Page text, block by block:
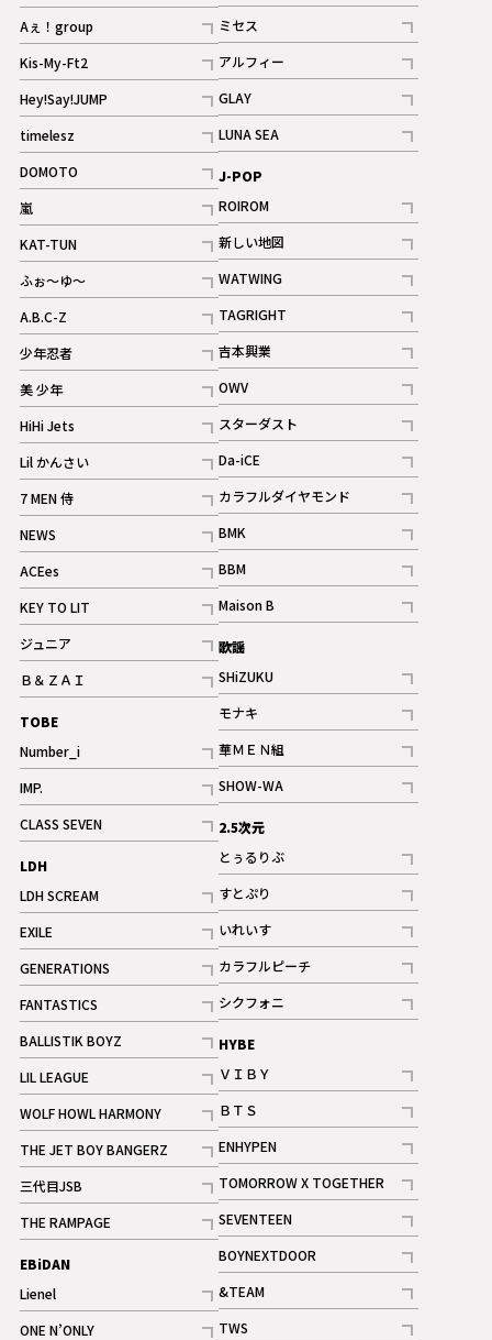
記事
Aぇ！group
記事
Kis-My-Ft2
記事
ギャラリー
Hey!Say!JUMP
記事
timelesz
記事
DOMOTO
記事
嵐
記事
KAT-TUN
記事
ふぉ～ゆ～
記事
A.B.C-Z
記事
ギャラリー
少年忍者
記事
美 少年
記事
HiHi Jets
記事
Lil かんさい
記事
7 MEN 侍
記事
NEWS
記事
ACEes
記事
KEY TO LIT
記事
ジュニア
記事
Ｂ＆ＺＡＩ
記事
TOBE
Number_i
記事
IMP.
記事
CLASS SEVEN
記事
LDH
LDH SCREAM
記事
EXILE
記事
GENERATIONS
記事
FANTASTICS
記事
BALLISTIK BOYZ
記事
LIL LEAGUE
記事
WOLF HOWL HARMONY
記事
THE JET BOY BANGERZ
記事
三代目JSB
記事
THE RAMPAGE
記事
ギャラリー
EBiDAN
Lienel
記事
ONE N’ONLY
記事
ミセス
記事
アルフィー
記事
GLAY
記事
LUNA SEA
記事
J-POP
ROIROM
記事
新しい地図
記事
WATWING
記事
TAGRIGHT
記事
吉本興業
記事
OWV
記事
ギャラリー
スターダスト
記事
Da-iCE
記事
カラフルダイヤモンド
記事
BMK
記事
BBM
記事
ギャラリー
Maison B
記事
歌謡
SHiZUKU
記事
モナキ
記事
華ＭＥＮ組
記事
SHOW-WA
記事
2.5次元
とぅるりぶ
記事
すとぷり
記事
ギャラリー
いれいす
記事
ギャラリー
カラフルピーチ
記事
シクフォニ
記事
HYBE
ＶＩＢＹ
記事
ＢＴＳ
記事
ENHYPEN
記事
TOMORROW X TOGETHER
記事
ギャラリー
SEVENTEEN
記事
BOYNEXTDOOR
記事
&TEAM
記事
TWS